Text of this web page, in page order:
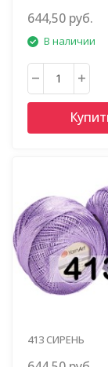
644,50 руб.
В наличии
413 СИРЕНЬ